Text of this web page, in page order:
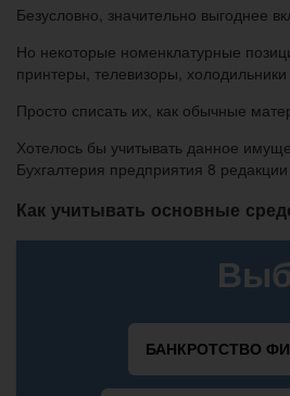
Безусловно, значительно выгоднее
Но некоторые номенклатурные
принтеры, телевизоры, холодильники
Просто списать их, как обычные
Хотелось бы учитывать данное
Бухгалтерия предприятия 8
Как учитывать основные